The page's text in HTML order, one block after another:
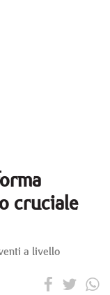
cruciale
a livello